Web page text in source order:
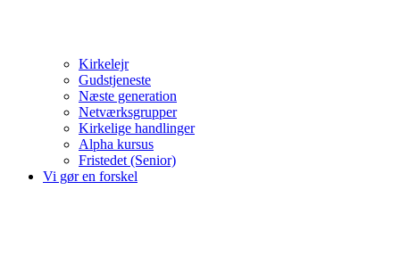
Kirkelejr
Gudstjeneste
Næste generation
Netværksgrupper
Kirkelige handlinger
Alpha kursus
Fristedet (Senior)
Vi gør en forskel